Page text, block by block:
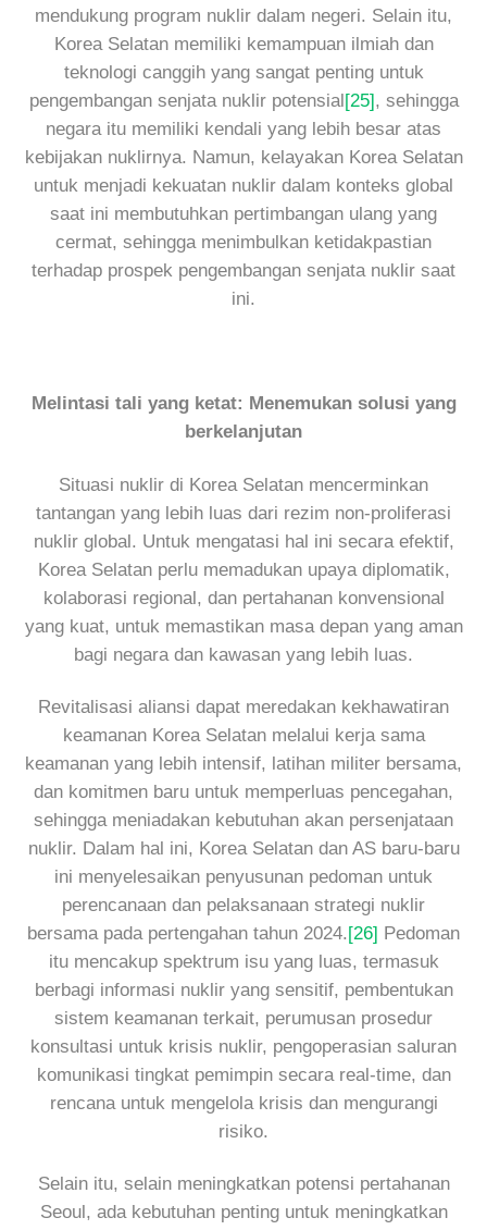
mendukung program nuklir dalam negeri. Selain itu,
Korea Selatan memiliki kemampuan ilmiah dan
teknologi canggih yang sangat penting untuk
pengembangan senjata nuklir potensial [25] , sehingga
negara itu memiliki kendali yang lebih besar atas
kebijakan nuklirnya. Namun, kelayakan Korea Selatan
untuk menjadi kekuatan nuklir dalam konteks global
saat ini membutuhkan pertimbangan ulang yang
cermat, sehingga menimbulkan ketidakpastian
terhadap prospek pengembangan senjata nuklir saat
ini.
Melintasi tali yang ketat: Menemukan solusi yang
berkelanjutan
Situasi nuklir di Korea Selatan mencerminkan
tantangan yang lebih luas dari rezim non-proliferasi
nuklir global. Untuk mengatasi hal ini secara efektif,
Korea Selatan perlu memadukan upaya diplomatik,
kolaborasi regional, dan pertahanan konvensional
yang kuat, untuk memastikan masa depan yang aman
bagi negara dan kawasan yang lebih luas.
Revitalisasi aliansi dapat meredakan kekhawatiran
keamanan Korea Selatan melalui kerja sama
keamanan yang lebih intensif, latihan militer bersama,
dan komitmen baru untuk memperluas pencegahan,
sehingga meniadakan kebutuhan akan persenjataan
nuklir. Dalam hal ini, Korea Selatan dan AS baru-baru
ini menyelesaikan penyusunan pedoman untuk
perencanaan dan pelaksanaan strategi nuklir
bersama pada pertengahan tahun 2024.[26] Pedoman
itu mencakup spektrum isu yang luas, termasuk
berbagi informasi nuklir yang sensitif, pembentukan
sistem keamanan terkait, perumusan prosedur
konsultasi untuk krisis nuklir, pengoperasian saluran
komunikasi tingkat pemimpin secara real-time, dan
rencana untuk mengelola krisis dan mengurangi
risiko.
Selain itu, selain meningkatkan potensi pertahanan
Seoul, ada kebutuhan penting untuk meningkatkan